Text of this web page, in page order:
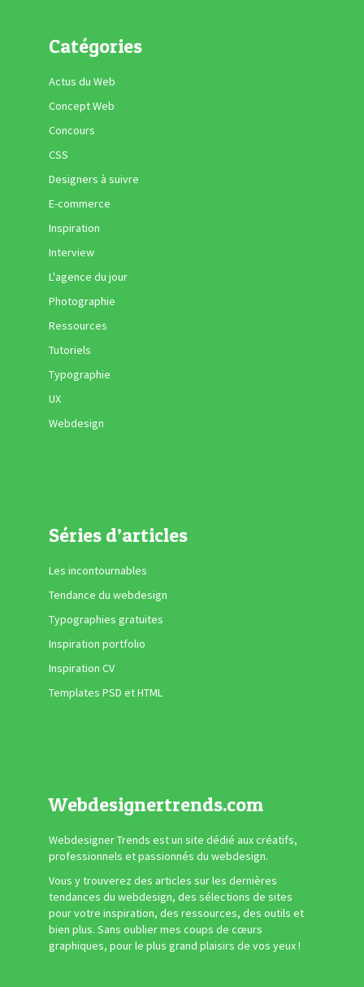
Catégories
Actus du Web
Concept Web
Concours
CSS
Designers à suivre
E-commerce
Inspiration
Interview
L'agence du jour
Photographie
Ressources
Tutoriels
Typographie
UX
Webdesign
Séries d’articles
Les incontournables
Tendance du webdesign
Typographies gratuites
Inspiration portfolio
Inspiration CV
Templates PSD et HTML
Webdesignertrends.com
Webdesigner Trends est un site dédié aux créatifs,
professionnels et passionnés du webdesign.
Vous y trouverez des articles sur les dernières
tendances du webdesign, des sélections de sites
pour votre inspiration, des ressources, des outils et
bien plus. Sans oublier mes coups de cœurs
graphiques, pour le plus grand plaisirs de vos yeux !